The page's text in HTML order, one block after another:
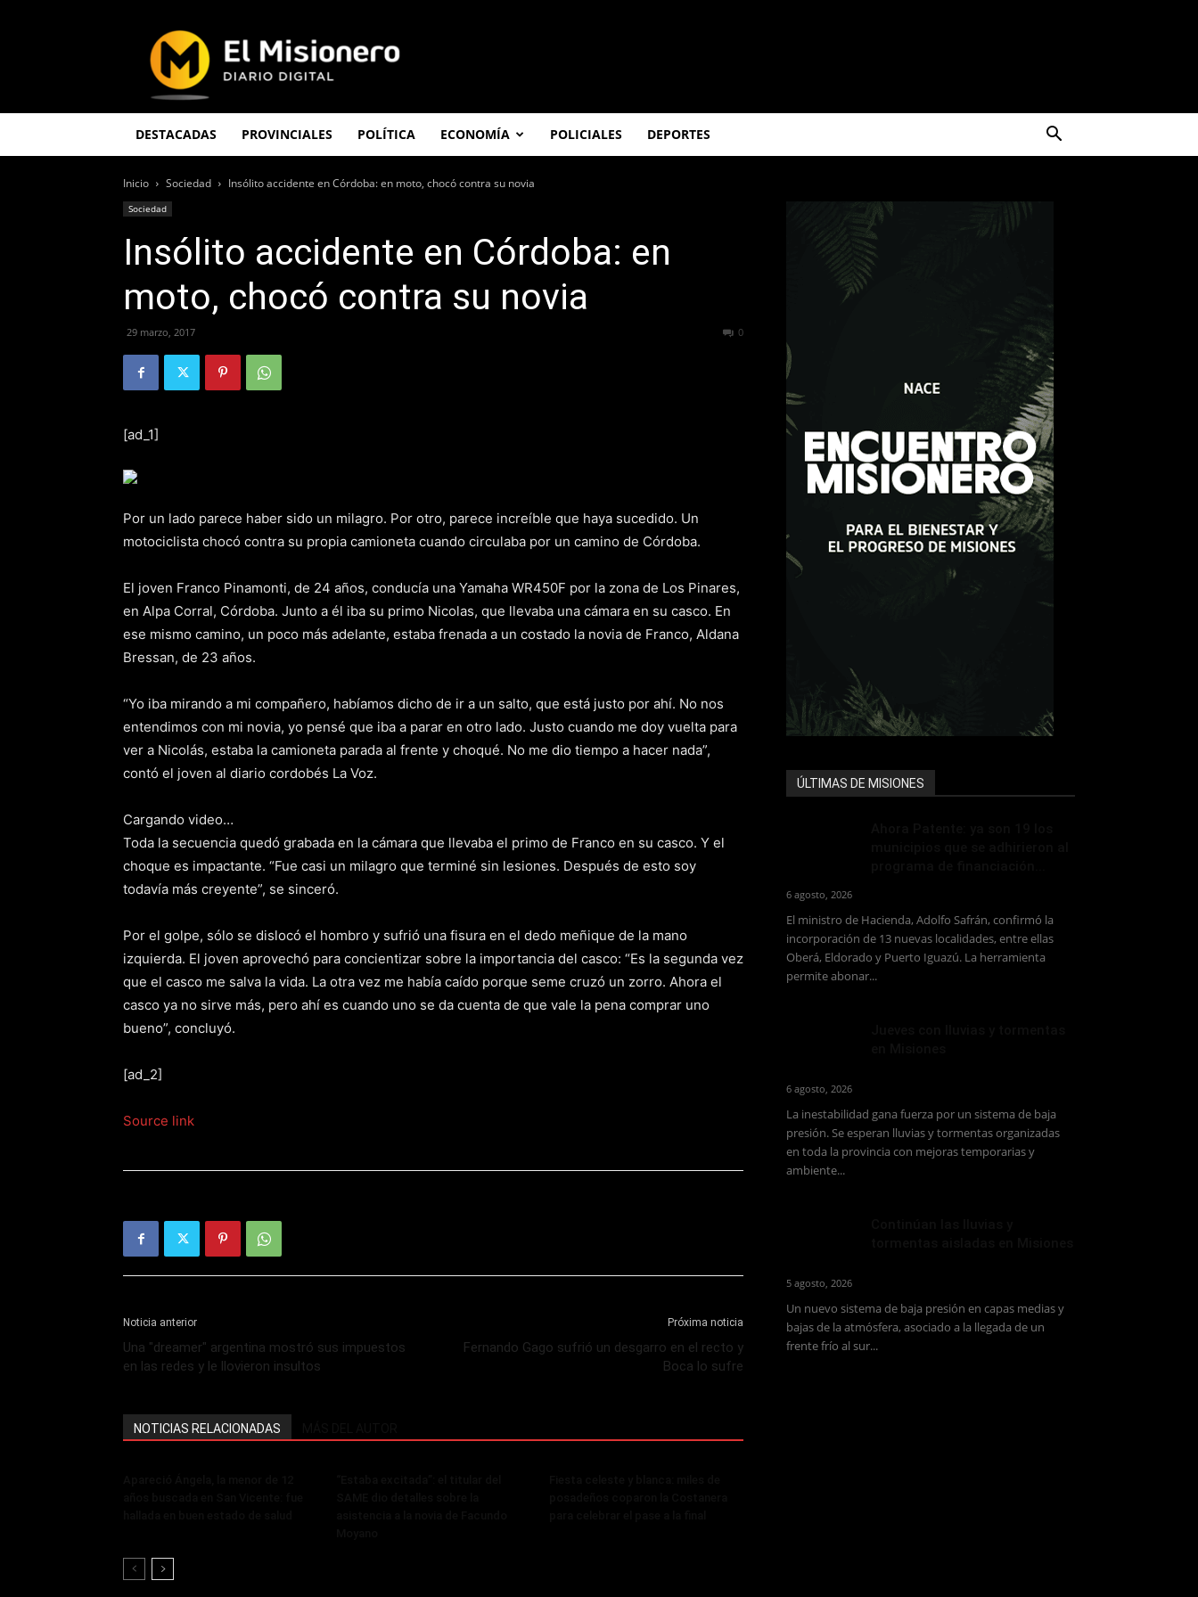
Misionero
DESTACADAS PROVINCIALES POLÍTICA ECONOMÍA POLICIALES DEPORTES
Inicio Sociedad Insólito accidente en Córdoba: en moto, chocó contra su novia
Sociedad
Insólito accidente en Córdoba: en
moto, chocó contra su novia
29 marzo, 2017 0
[ad_1]
Por un lado parece haber sido un milagro. Por otro, parece increíble que haya sucedido. Un
motociclista chocó contra su propia camioneta cuando circulaba por un camino de Córdoba.
El joven Franco Pinamonti, de 24 años, conducía una Yamaha WR450F por la zona de Los Pinares,
en Alpa Corral, Córdoba. Junto a él iba su primo Nicolas, que llevaba una cámara en su casco. En
ese mismo camino, un poco más adelante, estaba frenada a un costado la novia de Franco, Aldana
Bressan, de 23 años.
“Yo iba mirando a mi compañero, habíamos dicho de ir a un salto, que está justo por ahí. No nos
entendimos con mi novia, yo pensé que iba a parar en otro lado. Justo cuando me doy vuelta para
ver a Nicolás, estaba la camioneta parada al frente y choqué. No me dio tiempo a hacer nada”,
contó el joven al diario cordobés La Voz.
Cargando video…
Toda la secuencia quedó grabada en la cámara que llevaba el primo de Franco en su casco. Y el
choque es impactante. “Fue casi un milagro que terminé sin lesiones. Después de esto soy
todavía más creyente”, se sinceró.
Por el golpe, sólo se dislocó el hombro y sufrió una fisura en el dedo meñique de la mano
izquierda. El joven aprovechó para concientizar sobre la importancia del casco: “Es la segunda vez
que el casco me salva la vida. La otra vez me había caído porque seme cruzó un zorro. Ahora el
casco ya no sirve más, pero ahí es cuando uno se da cuenta de que vale la pena comprar uno
bueno”, concluyó.
[ad_2]
Source link
Noticia anterior
Una "dreamer" argentina mostró sus impuestos
en las redes y le llovieron insultos
Próxima noticia
Fernando Gago sufrió un desgarro en el recto y
Boca lo sufre
NOTICIAS RELACIONADAS
ÚLTIMAS DE MISIONES
6 agosto, 2026
El ministro de Hacienda, Adolfo Safrán, confirmó la
incorporación de 13 nuevas localidades, entre ellas
Oberá, Eldorado y Puerto Iguazú. La herramienta
permite abonar...
6 agosto, 2026
La inestabilidad gana fuerza por un sistema de baja
presión. Se esperan lluvias y tormentas organizadas
en toda la provincia con mejoras temporarias y
ambiente...
5 agosto, 2026
Un nuevo sistema de baja presión en capas medias y
bajas de la atmósfera, asociado a la llegada de un
frente frío al sur...